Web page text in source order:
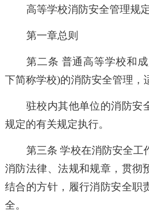
高等学校消防安全管理规
第一章总则
第二条 普通高等学校和
下简称学校)的消防安全管理，
驻校内其他单位的消防安
规定的有关规定执行。
第三条 学校在消防安全工
消防法律、法规和规章，贯彻
结合的方针，履行消防安全职
全。